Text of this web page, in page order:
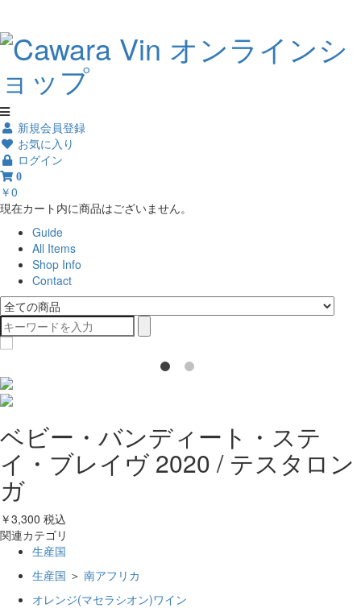
新規会員登録
お気に入り
ログイン
0
￥0
現在カート内に商品はございません。
Guide
All Items
Shop Info
Contact
ベビー・バンディート・ステ
イ・ブレイヴ 2020 / テスタロン
ガ
￥3,300 税込
関連カテゴリ
生産国
生産国 ＞ 南アフリカ
オレンジ(マセラシオン)ワイン